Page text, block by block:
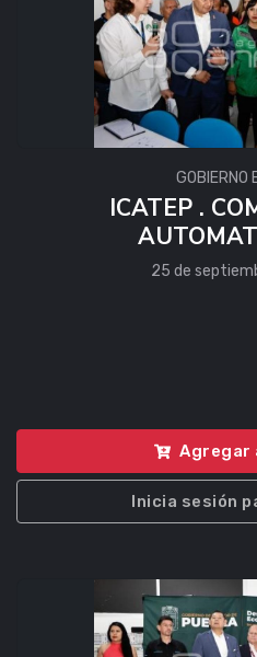
GOBIERNO
ICATEP .
25 de
Agregar
Inicia sesión